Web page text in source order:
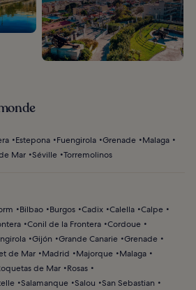
Estepona Fuengirola Grenade
Malaga
Mar Séville Torremolinos
Bilbao Burgos Cadix Calella Calpe
Conil de la Frontera Cordoue
Gijón Grande Canarie Grenade
de Mar Madrid Majorque
Malaga
de Mar
Rosas
Salamanque Salou
San Sebastian